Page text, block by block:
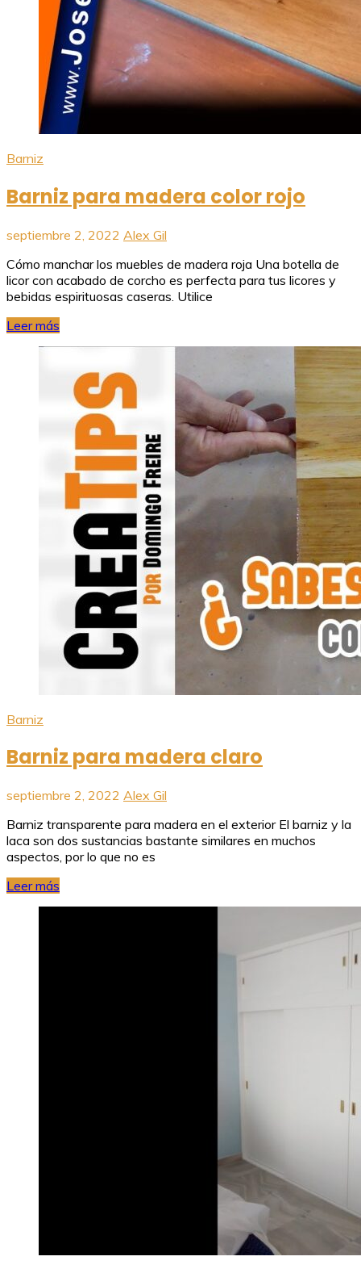
Barniz
Barniz para madera color rojo
septiembre 2, 2022 Alex Gil
Cómo manchar los muebles de madera roja Una botella de
licor con acabado de corcho es perfecta para tus licores y
bebidas espirituosas caseras. Utilice
Leer más
Barniz
Barniz para madera claro
septiembre 2, 2022 Alex Gil
Barniz transparente para madera en el exterior El barniz y la
laca son dos sustancias bastante similares en muchos
aspectos, por lo que no es
Leer más